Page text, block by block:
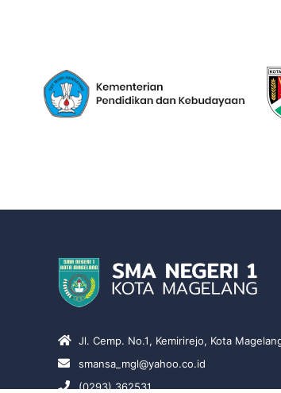
Jl. Cemp. No.1, Kemirirejo, Kota
smansa_mgl@yahoo.co.id
(0293) 362531